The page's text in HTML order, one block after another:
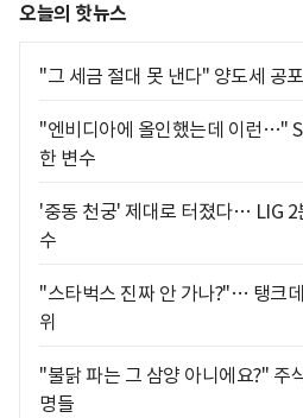
오늘의 핫뉴스
"그 세금 절대 못 낸다" 양도세 공
"엔비디아에 올인했는데 이런…"
한 변수
'중동 천궁' 제대로 터졌다… LIG 2
수
"스타벅스 진짜 안 가나?"… 탱크
위
"불닭 파는 그 삼양 아니에요?" 주
명들